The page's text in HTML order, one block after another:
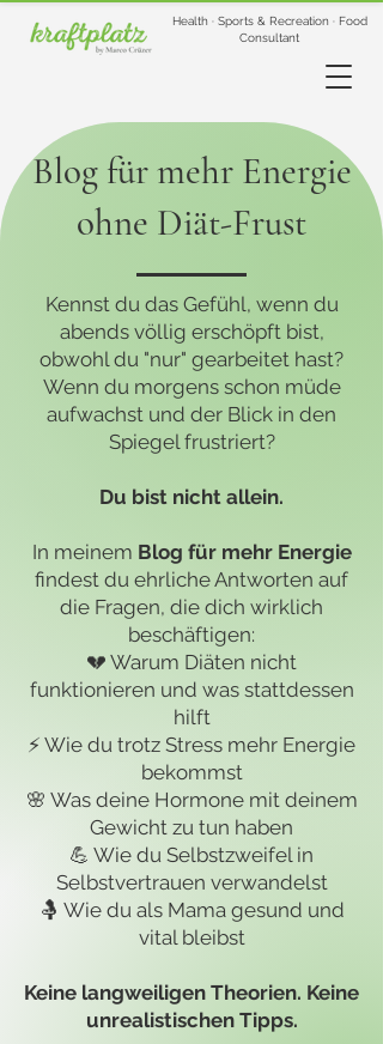
Health · Sports & Recreation · Food
Consultant
Blog für mehr Energie
ohne Diät-Frust
Kennst du das Gefühl, wenn du
abends völlig erschöpft bist,
obwohl du "nur" gearbeitet hast?
Wenn du morgens schon müde
aufwachst und der Blick in den
Spiegel frustriert?
Du bist nicht allein.
In meinem Blog für mehr Energie
findest du ehrliche Antworten auf
die Fragen, die dich wirklich
beschäftigen:
💔 Warum Diäten nicht
funktionieren und was stattdessen
hilft
⚡ Wie du trotz Stress mehr Energie
bekommst
🌸 Was deine Hormone mit deinem
Gewicht zu tun haben
💪 Wie du Selbstzweifel in
Selbstvertrauen verwandelst
🤱 Wie du als Mama gesund und
vital bleibst
Keine langweiligen Theorien. Keine
unrealistischen Tipps.